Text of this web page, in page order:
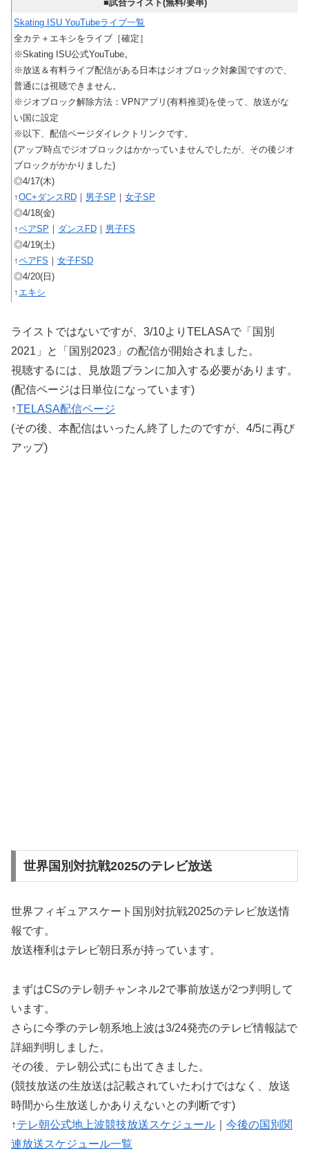
■試合ライスト(無料/要串)
Skating ISU YouTubeライブ一覧
全カテ＋エキシをライブ［確定］
※Skating ISU公式YouTube。
※放送＆有料ライブ配信がある日本はジオブロック対象国ですので、
普通には視聴できません。
※ジオブロック解除方法：VPNアプリ(有料推奨)を使って、放送がな
い国に設定
※以下、配信ページダイレクトリンクです。
(アップ時点でジオブロックはかかっていませんでしたが、その後ジオ
ブロックがかかりました)
◎4/17(木)
↑OC+ダンスRD ｜ 男子SP ｜ 女子SP
◎4/18(金)
↑ペアSP ｜ ダンスFD ｜ 男子FS
◎4/19(土)
↑ペアFS ｜ 女子FSD
◎4/20(日)
↑ エキシ
ライストではないですが、3/10よりTELASAで「国別
2021」と「国別2023」の配信が開始されました。
視聴するには、見放題プランに加入する必要があります。
(配信ページは日単位になっています)
↑TELASA配信ページ
(その後、本配信はいったん終了したのですが、4/5に再び
アップ)
世界国別対抗戦2025のテレビ放送
世界フィギュアスケート国別対抗戦2025のテレビ放送情
報です。
放送権利はテレビ朝日系が持っています。
まずはCSのテレ朝チャンネル2で事前放送が2つ判明して
います。
さらに今季のテレ朝系地上波は3/24発売のテレビ情報誌で
詳細判明しました。
その後、テレ朝公式にも出てきました。
(競技放送の生放送は記載されていたわけではなく、放送
時間から生放送しかありえないとの判断です)
↑テレ朝公式地上波競技放送スケジュール
今後の国別関
連放送スケジュール一覧